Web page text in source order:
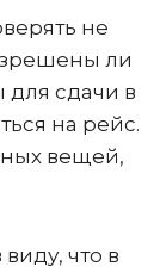
не
ли
сдачи в
на рейс.
вещей,
что в